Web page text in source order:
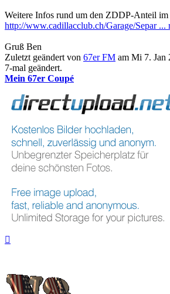
Weitere Infos rund um den ZDDP-Anteil
http://www.cadillacclub.ch/Garage/Separ ...
Gruß Ben
Zuletzt geändert von 67er FM am Mi 7. Jan
7-mal geändert.
Mein 67er Coupé